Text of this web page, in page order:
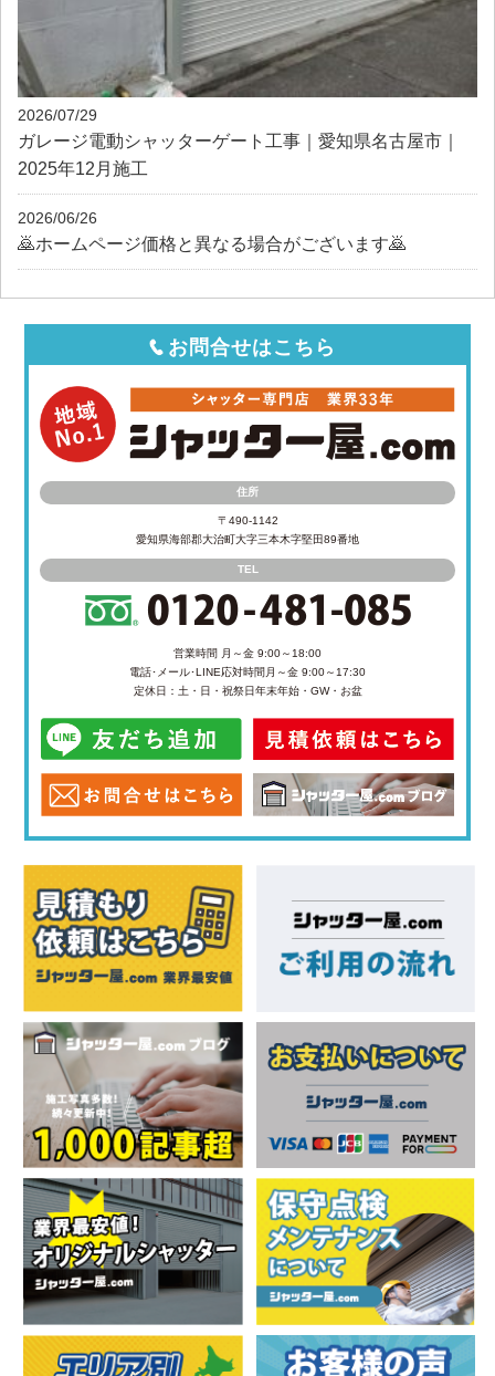
2026/07/29
ガレージ電動シャッターゲート工事｜愛知県名古屋市｜
2025年12月施工
2026/06/26
🙇ホームページ価格と異なる場合がございます🙇
お問合せはこちら
住所
〒490-1142
愛知県海部郡大治町大字三本木字堅田89番地
TEL
営業時間 月～金 9:00～18:00
電話･メール･LINE応対時間 月～金 9:00～17:30
定休日：土・日・祝祭日年末年始・GW・お盆